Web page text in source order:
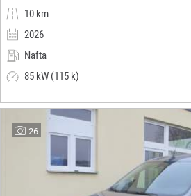
10 km
2026
Nafta
85 kW (115 k)
26